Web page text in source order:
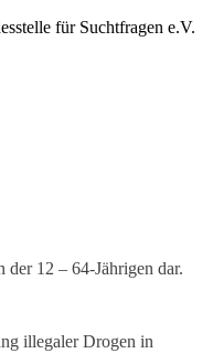
12 – 64-Jährigen dar.
illegaler Drogen in